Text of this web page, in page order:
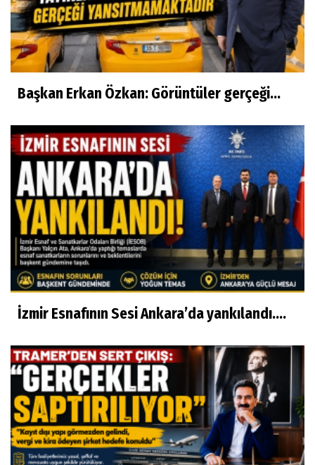
Başkan Erkan Özkan: Görüntüler gerçeği...
İzmir Esnafının Sesi Ankara’da yankılandı….